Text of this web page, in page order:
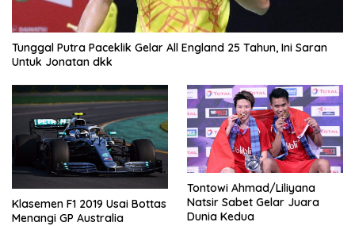
Tunggal Putra Paceklik Gelar All England 25 Tahun, Ini Saran
Untuk Jonatan dkk
Klasemen F1 2019 Usai Bottas
Menangi GP Australia
Tontowi Ahmad/Liliyana
Natsir Sabet Gelar Juara
Dunia Kedua